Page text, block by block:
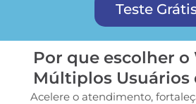
Teste
Por que escolher
Múltiplos Usuários
Acelere o atendimento,